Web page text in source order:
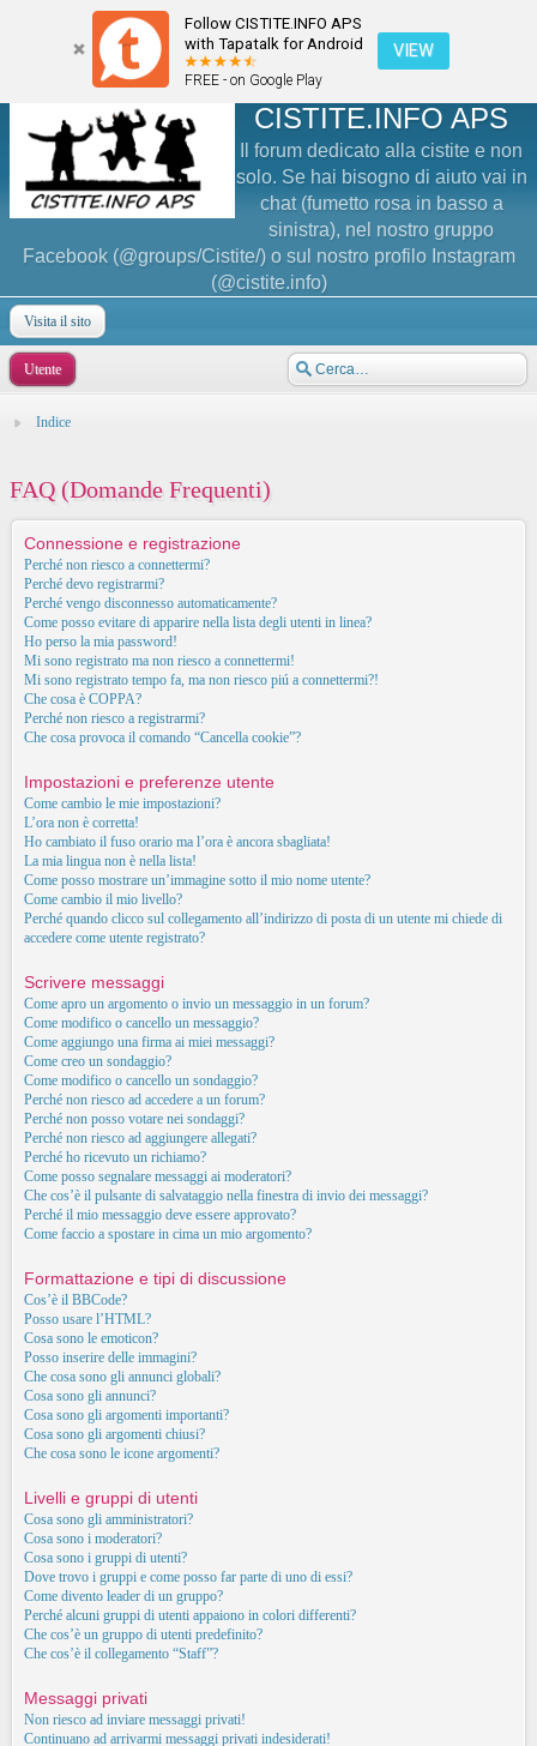
Follow CISTITE.INFO APS
with Tapatalk for Android
FREE - on Google Play
VIEW
CISTITE.INFO APS
Il forum dedicato alla cistite e non
solo. Se hai bisogno di aiuto vai in
chat (fumetto rosa in basso a
sinistra), nel nostro gruppo
Facebook (@groups/Cistite/) o sul nostro profilo Instagram
(@cistite.info)
Visita il sito
Utente
Indice
FAQ (Domande Frequenti)
Connessione e registrazione
Perché non riesco a connettermi?
Perché devo registrarmi?
Perché vengo disconnesso automaticamente?
Come posso evitare di apparire nella lista degli utenti in linea?
Ho perso la mia password!
Mi sono registrato ma non riesco a connettermi!
Mi sono registrato tempo fa, ma non riesco piú a connettermi?!
Che cosa è COPPA?
Perché non riesco a registrarmi?
Che cosa provoca il comando “Cancella cookie”?
Impostazioni e preferenze utente
Come cambio le mie impostazioni?
L’ora non è corretta!
Ho cambiato il fuso orario ma l’ora è ancora sbagliata!
La mia lingua non è nella lista!
Come posso mostrare un’immagine sotto il mio nome utente?
Come cambio il mio livello?
Perché quando clicco sul collegamento all’indirizzo di posta di un utente mi chiede di
accedere come utente registrato?
Scrivere messaggi
Come apro un argomento o invio un messaggio in un forum?
Come modifico o cancello un messaggio?
Come aggiungo una firma ai miei messaggi?
Come creo un sondaggio?
Come modifico o cancello un sondaggio?
Perché non riesco ad accedere a un forum?
Perché non posso votare nei sondaggi?
Perché non riesco ad aggiungere allegati?
Perché ho ricevuto un richiamo?
Come posso segnalare messaggi ai moderatori?
Che cos’è il pulsante di salvataggio nella finestra di invio dei messaggi?
Perché il mio messaggio deve essere approvato?
Come faccio a spostare in cima un mio argomento?
Formattazione e tipi di discussione
Cos’è il BBCode?
Posso usare l’HTML?
Cosa sono le emoticon?
Posso inserire delle immagini?
Che cosa sono gli annunci globali?
Cosa sono gli annunci?
Cosa sono gli argomenti importanti?
Cosa sono gli argomenti chiusi?
Che cosa sono le icone argomenti?
Livelli e gruppi di utenti
Cosa sono gli amministratori?
Cosa sono i moderatori?
Cosa sono i gruppi di utenti?
Dove trovo i gruppi e come posso far parte di uno di essi?
Come divento leader di un gruppo?
Perché alcuni gruppi di utenti appaiono in colori differenti?
Che cos’è un gruppo di utenti predefinito?
Che cos’è il collegamento “Staff”?
Messaggi privati
Non riesco ad inviare messaggi privati!
Continuano ad arrivarmi messaggi privati indesiderati!